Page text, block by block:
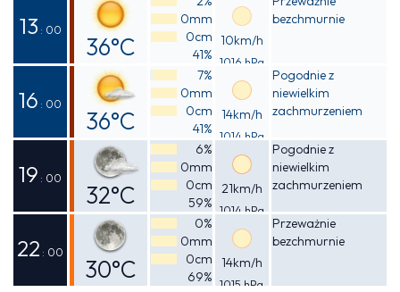
37°C
13 : 00
36°C
Odczuwalna
40°C
0mm
0cm
41%
10km/h
1016 hPa
bezchmurnie
16 : 00
36°C
Odczuwalna
39°C
7%
0mm
0cm
41%
14km/h
1014 hPa
Pogodnie z
niewielkim
zachmurzeniem
19 : 00
32°C
Odczuwalna
36°C
6%
0mm
0cm
59%
21km/h
1014 hPa
Pogodnie z
niewielkim
zachmurzeniem
22 : 00
30°C
0%
0mm
0cm
69%
14km/h
1015 hPa
Przeważnie
bezchmurnie